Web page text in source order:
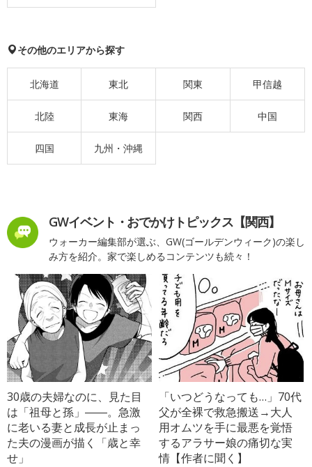
その他のエリアから探す
北海道 東北 関東 甲信越
北陸 東海 関西 中国
四国 九州・沖縄
GWイベント・おでかけトピックス【関西】
ウォーカー編集部が選ぶ、GW(ゴールデンウィーク)の楽し
み方を紹介。家で楽しめるコンテンツも続々！
30歳の夫婦なのに、見た目
は「祖母と孫」――。急激
に老いる妻と成長が止まっ
た夫の漫画が描く「歳と幸
せ」
「いつどうなっても…」70代
父が全裸で救急搬送→大人
用オムツを手に最悪を覚悟
するアラサー娘の痛切な実
情【作者に聞く】